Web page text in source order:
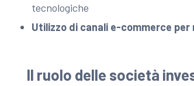
tecnologiche
Utilizzo di canali e-commerce
Il ruolo delle società